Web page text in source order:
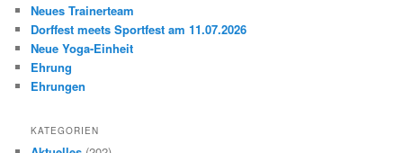
Neues Trainerteam
Dorffest meets Sportfest am 11.07.2026
Neue Yoga-Einheit
Ehrung
Ehrungen
KATEGORIEN